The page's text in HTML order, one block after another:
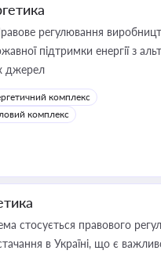
регулювання
підтримки енергії з
джерел
комплекс
комплекс
стосується правового
в Україні, що є